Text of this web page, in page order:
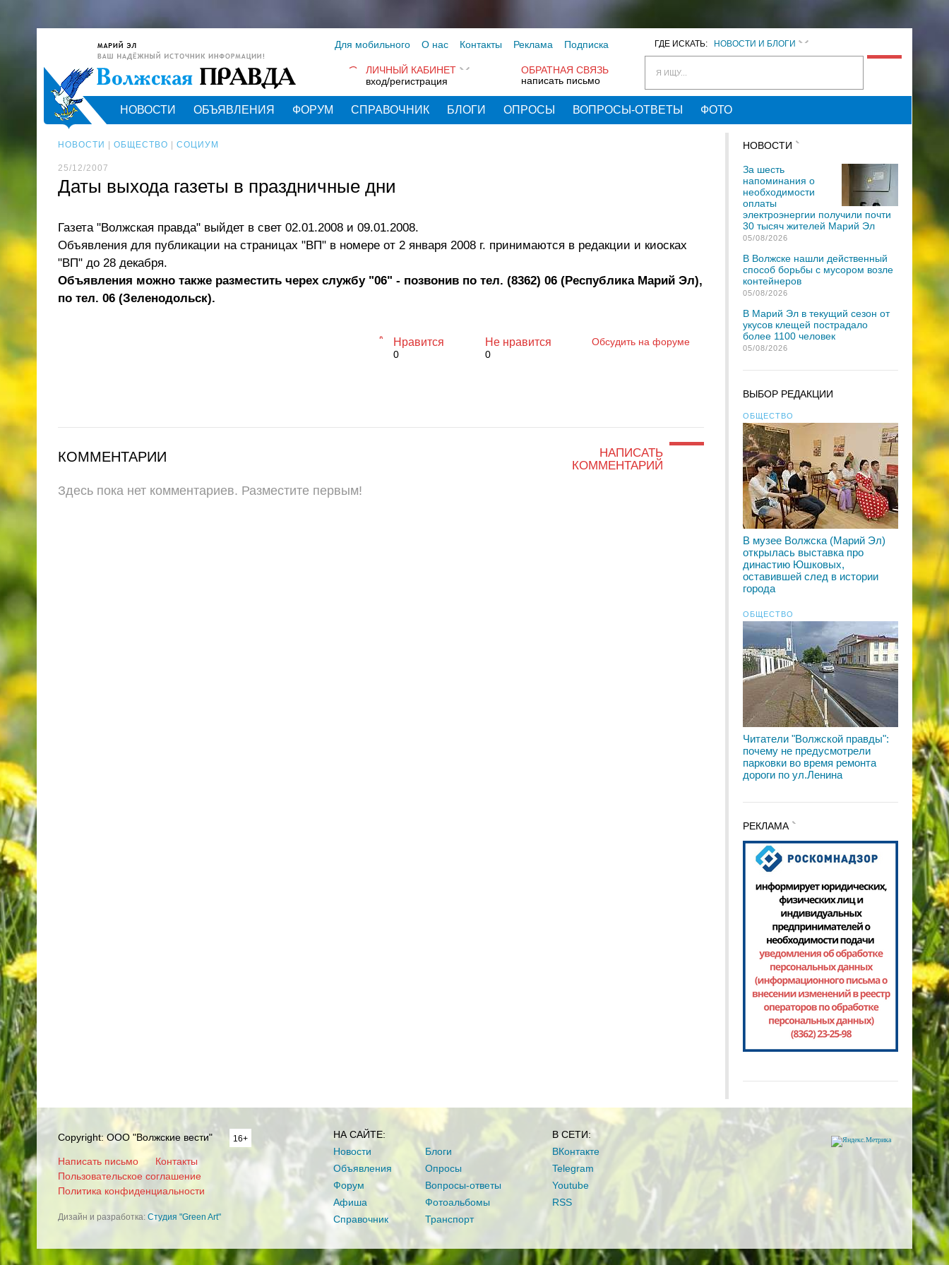
ГДЕ ИСКАТЬ: НОВОСТИ И БЛОГИ
Я ИЩУ...
Для мобильного О нас Контакты Реклама Подписка
ОБРАТНАЯ СВЯЗЬ
написать письмо
ЛИЧНЫЙ КАБИНЕТ
вход/регистрация
НОВОСТИ ОБЪЯВЛЕНИЯ ФОРУМ СПРАВОЧНИК БЛОГИ ОПРОСЫ ВОПРОСЫ-ОТВЕТЫ ФОТО
НОВОСТИ ОБЩЕСТВО СОЦИУМ
25/12/2007
Даты выхода газеты в праздничные дни
Газета "Волжская правда" выйдет в свет 02.01.2008 и 09.01.2008.
Объявления для публикации на страницах "ВП" в номере от 2 января 2008 г. принимаются в редакции и киосках
"ВП" до 28 декабря.
Объявления можно также разместить черех службу "06" - позвонив по тел. (8362) 06 (Республика Марий Эл),
по тел. 06 (Зеленодольск).
Нравится
0
Не нравится
0
Обсудить на форуме
НАПИСАТЬ
КОММЕНТАРИЙ
КОММЕНТАРИИ
Здесь пока нет комментариев. Разместите первым!
НОВОСТИ
За шесть
напоминания о
необходимости
оплаты
электроэнергии получили почти
30 тысяч жителей Марий Эл
05/08/2026
В Волжске нашли действенный
способ борьбы с мусором возле
контейнеров
05/08/2026
В Марий Эл в текущий сезон от
укусов клещей пострадало
более 1100 человек
05/08/2026
ВЫБОР РЕДАКЦИИ
ОБЩЕСТВО
В музее Волжска (Марий Эл)
открылась выставка про
династию Юшковых,
оставившей след в истории
города
ОБЩЕСТВО
Читатели "Волжской правды":
почему не предусмотрели
парковки во время ремонта
дороги по ул.Ленина
РЕКЛАМА
Copyright: ООО "Волжские вести" 16+
Написать письмо
Контакты
Пользовательское соглашение
Политика конфиденциальности
Дизайн и разработка: Студия "Green Art"
НА САЙТЕ:
Новости
Объявления
Форум
Афиша
Справочник
Блоги
Опросы
Вопросы-ответы
Фотоальбомы
Транспорт
В СЕТИ:
ВКонтакте
Telegram
Youtube
RSS